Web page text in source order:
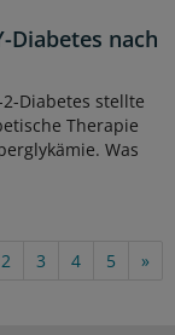
Diabetes nach
Diabetes stellte
Therapie
Was
2 3 4 5 »